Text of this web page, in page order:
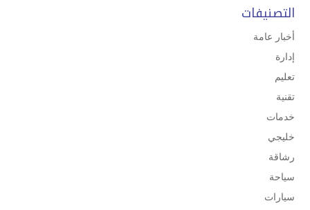
التصنيفات
أخبار عامة
إدارة
تعليم
تقنية
خدمات
خليجي
رشاقة
سياحة
سيارات